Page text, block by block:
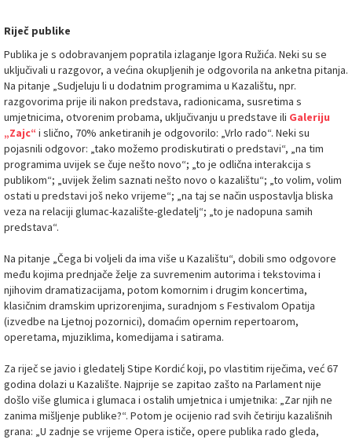
Riječ publike
Publika je s odobravanjem popratila izlaganje Igora Ružića. Neki su se
uključivali u razgovor, a većina okupljenih je odgovorila na anketna pitanja.
Na pitanje „Sudjeluju li u dodatnim programima u Kazalištu, npr.
razgovorima prije ili nakon predstava, radionicama, susretima s
umjetnicima, otvorenim probama, uključivanju u predstave ili Galeriju
„Zajc“ i slično, 70% anketiranih je odgovorilo: „Vrlo rado“. Neki su
pojasnili odgovor: „tako možemo prodiskutirati o predstavi“, „na tim
programima uvijek se čuje nešto novo“; „to je odlična interakcija s
publikom“; „uvijek želim saznati nešto novo o kazalištu“; „to volim, volim
ostati u predstavi još neko vrijeme“; „na taj se način uspostavlja bliska
veza na relaciji glumac-kazalište-gledatelj“; „to je nadopuna samih
predstava“.
Na pitanje „Čega bi voljeli da ima više u Kazalištu“, dobili smo odgovore
među kojima prednjače želje za suvremenim autorima i tekstovima i
njihovim dramatizacijama, potom komornim i drugim koncertima,
klasičnim dramskim uprizorenjima, suradnjom s Festivalom Opatija
(izvedbe na Ljetnoj pozornici), domaćim opernim repertoarom,
operetama, mjuziklima, komedijama i satirama.
Za riječ se javio i gledatelj Stipe Kordić koji, po vlastitim riječima, već 67
godina dolazi u Kazalište. Najprije se zapitao zašto na Parlament nije
došlo više glumica i glumaca i ostalih umjetnica i umjetnika: „Zar njih ne
zanima mišljenje publike?“. Potom je ocijenio rad svih četiriju kazališnih
grana: „U zadnje se vrijeme Opera ističe, opere publika rado gleda,